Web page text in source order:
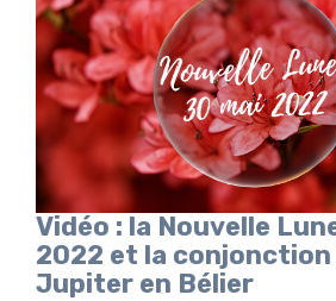
Vidéo : la Nouvelle
2022 et la conjonction
Jupiter en Bélier